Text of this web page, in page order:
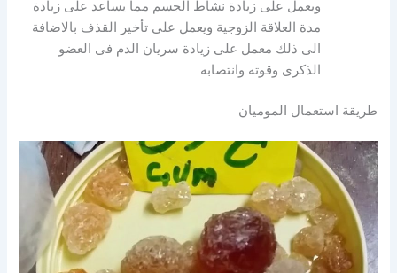
ويعمل على زيادة نشاط الجسم مما يساعد على زيادة
مدة العلاقة الزوجية ويعمل على تأخير القذف بالاضافة
الى ذلك معمل على زيادة سريان الدم فى العضو
الذكرى وقوته وانتصابه
طريقة استعمال الموميان